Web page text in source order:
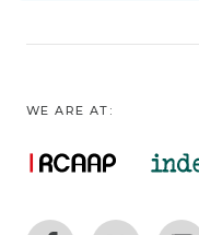
WE ARE AT: